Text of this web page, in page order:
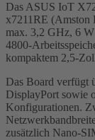
Das ASUS IoT
x7211RE (Amston
max. 3,2 GHz, 6
4800-
kompaktem 2,5-
Das Board verfügt
DisplayPort sowie
Konfigurationen.
zusätzlich Nano-